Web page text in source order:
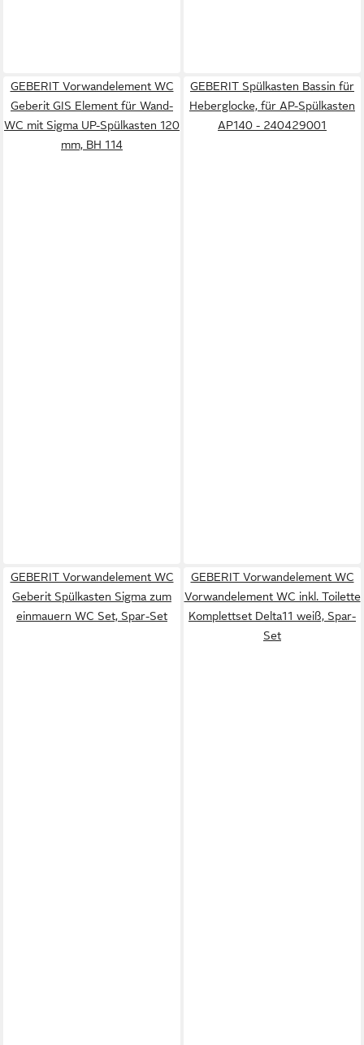
GEBERIT Vorwandelement WC
Geberit GIS Element für Wand-
WC mit Sigma UP-Spülkasten 120
mm, BH 114
GEBERIT Spülkasten Bassin für
Heberglocke, für AP-Spülkasten
AP140 - 240429001
GEBERIT Vorwandelement WC
Geberit Spülkasten Sigma zum
einmauern WC Set, Spar-Set
GEBERIT Vorwandelement WC
Vorwandelement WC inkl. Toilette
Komplettset Delta11 weiß, Spar-
Set